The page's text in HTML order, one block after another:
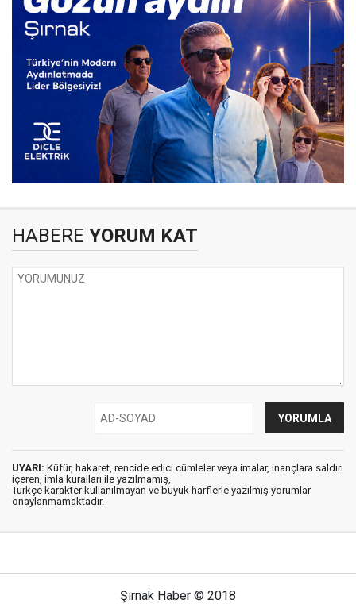
HABERE YORUM KAT
UYARI: Küfür, hakaret, rencide edici cümleler veya imalar, inançlara saldırı
içeren, imla kuralları ile yazılmamış,
Türkçe karakter kullanılmayan ve büyük harflerle yazılmış yorumlar
onaylanmamaktadır.
Şırnak Haber © 2018